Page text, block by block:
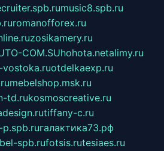
music8.spb.ru
romanofforex.ru
zosikamery.ru
COM.SUhohota.netalimy.ru
otdelkaexp.ru
mebelshop.msk.ru
td.rukosmoscreative.ru
tiffany-c.ru
галактика73.рф
spb.rufotsis.rutesiaes.ru